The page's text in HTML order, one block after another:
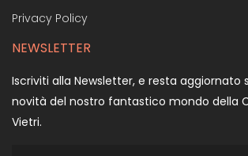
Privacy Policy
NEWSLETTER
Iscriviti alla Newsletter, e resta aggiornato
novità del nostro fantastico mondo della
Vietri.